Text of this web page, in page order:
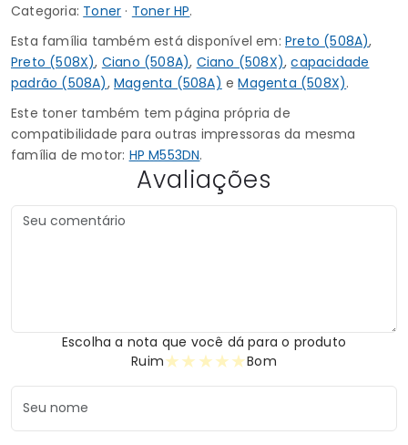
Categoria: Toner · Toner HP.
Esta família também está disponível em: Preto (508A),
Preto (508X), Ciano (508A), Ciano (508X),capacidade
padrão (508A),Magenta (508A) eMagenta (508X).
Este toner também tem página própria de
compatibilidade para outras impressoras da mesma
família de motor: HP M553DN.
Avaliações
Escolha a nota que você dá para o produto
Ruim
★
★
★
★
★ Bom